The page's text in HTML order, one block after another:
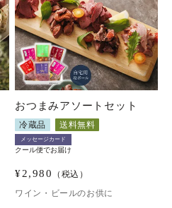
おつまみアソートセット
冷蔵品 送料無料
メッセージカード
クール便でお届け
¥2,980
（税込）
ワイン・ビールのお供に